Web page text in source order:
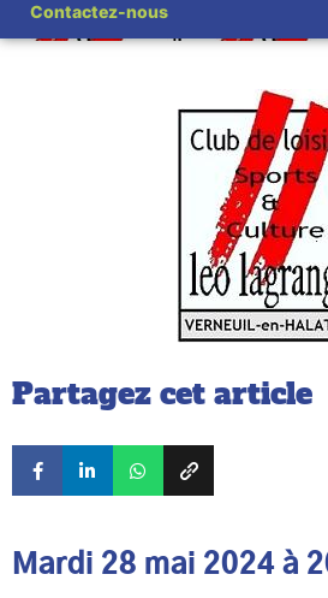
Contactez-nous
Partagez cet article
Mardi 28 mai 2024 à